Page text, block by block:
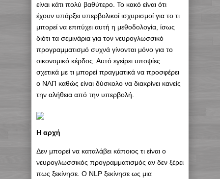
είναι κάτι πολύ βαθύτερο. Το κακό είναι ότι
έχουν υπάρξει υπερβολικοί ισχυρισμοί για το τι
μπορεί να επιτύχει αυτή η μεθοδολογία, ίσως
διότι τα σεμινάρια για τον νευρογλωσσικό
προγραμματισμό συχνά γίνονται μόνο για το
οικονομικό κέρδος. Αυτό εγείρει υποψίες
σχετικά με τι μπορεί πραγματικά να προσφέρει
ο ΝΛΠ καθώς είναι δύσκολο να διακρίνει κανείς
την αλήθεια από την υπερβολή.
Η αρχή
Δεν μπορεί να καταλάβει κάποιος τι είναι ο
νευρογλωσσικός προγραμματισμός αν δεν ξέρει
πως ξεκίνησε. Ο NLP ξεκίνησε ως μια